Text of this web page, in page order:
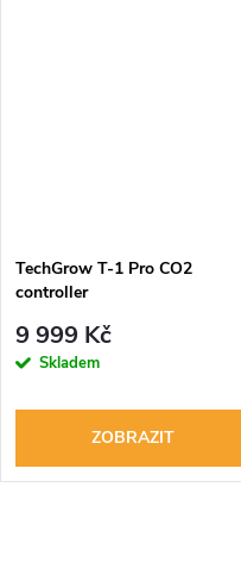
TechGrow T-1 Pro CO2
controller
9 999 Kč
Skladem
ZOBRAZIT